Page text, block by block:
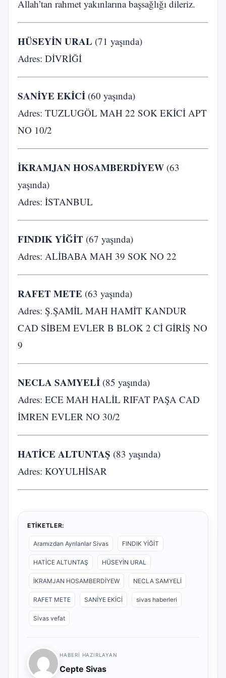
Allah’tan rahmet yakınlarına başsağlığı dileriz.
HÜSEYİN URAL (71 yaşında)
Adres: DİVRİĞİ
SANİYE EKİCİ (60 yaşında)
Adres: TUZLUGÖL MAH 22 SOK EKİCİ APT
NO 10/2
İKRAMJAN HOSAMBERDİYEW (63
yaşında)
Adres: İSTANBUL
FINDIK YİĞİT (67 yaşında)
Adres: ALİBABA MAH 39 SOK NO 22
RAFET METE (63 yaşında)
Adres: Ş.ŞAMİL MAH HAMİT KANDUR
CAD SİBEM EVLER B BLOK 2 Cİ GİRİŞ NO
9
NECLA SAMYELİ (85 yaşında)
Adres: ECE MAH HALİL RIFAT PAŞA CAD
İMREN EVLER NO 30/2
HATİCE ALTUNTAŞ (83 yaşında)
Adres: KOYULHİSAR
ETIKETLER:
Aramızdan Ayrılanlar Sivas FINDIK YİĞİT
HATİCE ALTUNTAŞ HÜSEYİN URAL
İKRAMJAN HOSAMBERDİYEW NECLA SAMYELİ
RAFET METE SANİYE EKİCİ sivas haberleri
Sivas vefat
HABERI HAZIRLAYAN
Cepte Sivas